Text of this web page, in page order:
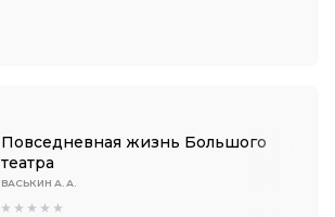
Повседневная жизнь Большого
театра
ВАСЬКИН А. А.